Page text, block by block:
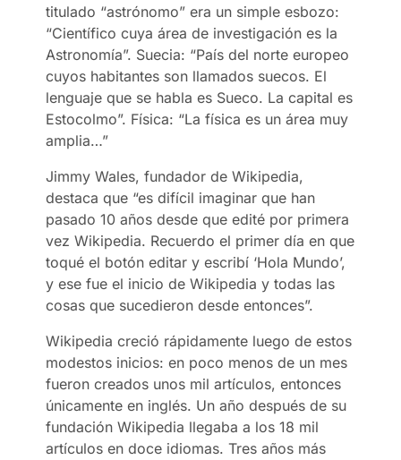
titulado “astrónomo” era un simple esbozo:
“Científico cuya área de investigación es la
Astronomía”. Suecia: “País del norte europeo
cuyos habitantes son llamados suecos. El
lenguaje que se habla es Sueco. La capital es
Estocolmo”. Física: “La física es un área muy
amplia…”
Jimmy Wales, fundador de Wikipedia,
destaca que “es difícil imaginar que han
pasado 10 años desde que edité por primera
vez Wikipedia. Recuerdo el primer día en que
toqué el botón editar y escribí ‘Hola Mundo’,
y ese fue el inicio de Wikipedia y todas las
cosas que sucedieron desde entonces”.
Wikipedia creció rápidamente luego de estos
modestos inicios: en poco menos de un mes
fueron creados unos mil artículos, entonces
únicamente en inglés. Un año después de su
fundación Wikipedia llegaba a los 18 mil
artículos en doce idiomas. Tres años más